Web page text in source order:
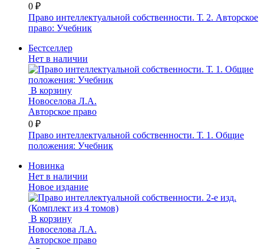
0 ₽
Право интеллектуальной собственности. Т. 2. Авторское
право: Учебник
Бестселлер
Нет в наличии
В корзину
Новоселова Л.А.
Авторское право
0 ₽
Право интеллектуальной собственности. Т. 1. Общие
положения: Учебник
Новинка
Нет в наличии
Новое издание
В корзину
Новоселова Л.А.
Авторское право